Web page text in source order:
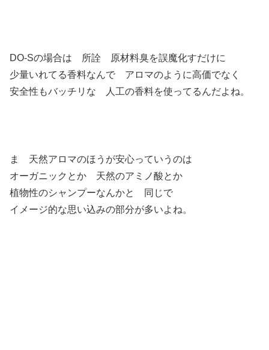
DO-Sの場合は 所詮 原材料臭を誤魔化すだけに
少量いれてる香料なんで アロマのように高価でなく
安全性もバッチリな 人工の香料を使ってるんだよね。
ま 天然アロマのほうが安心っていうのは
オーガニックとか 天然のアミノ酸とか
植物性のシャンプーなんかと 同じで
イメージ的な思い込みの部分が多いよね。